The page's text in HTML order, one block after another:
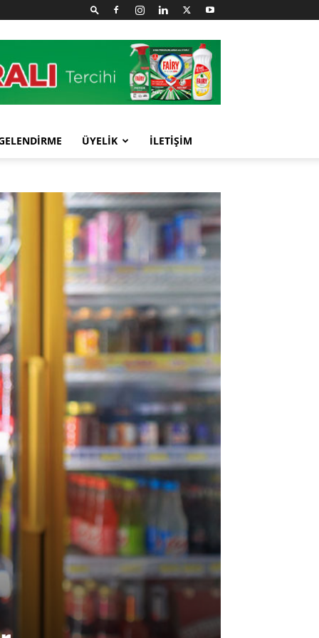
ÜYELİK İLETİŞİM